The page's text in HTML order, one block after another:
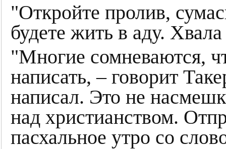
"Откройте пролив,
будете жить в аду.
"Многие сомневаются,
написать, – говорит
написал. Это не
над христианством.
пасхальное утро со